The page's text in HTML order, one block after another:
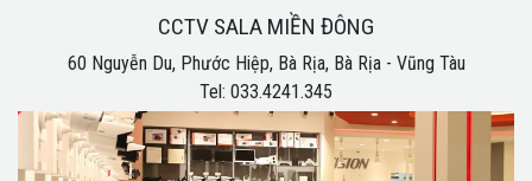
CCTV SALA MIỀN ĐÔNG
60 Nguyễn Du, Phước Hiệp, Bà Rịa, Bà Rịa - Vũng Tàu
Tel: 033.4241.345